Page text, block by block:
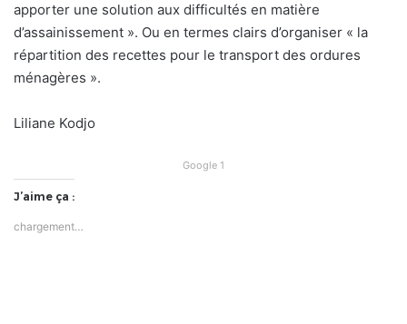
apporter une solution aux difficultés en matière
d’assainissement ». Ou en termes clairs d’organiser « la
répartition des recettes pour le transport des ordures
ménagères ».
Liliane Kodjo
Google 1
J’aime ça :
chargement…